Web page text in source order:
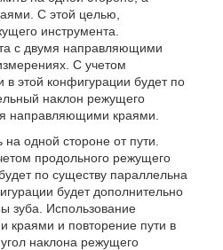
С этой целью,
инструмента.
с двумя направляющими
С учетом
этой конфигурации будет по
наклон режущего
направляющими краями.
одной стороне от пути.
продольного режущего
по существу параллельна
будет дополнительно
зуба. Использование
краями и повторение пути в
наклона режущего